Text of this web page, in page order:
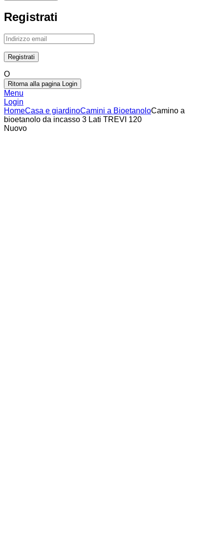
Registrati
O
Ritorna alla pagina Login
Menu
Login
HomeCasa e giardinoCamini a BioetanoloCamino a
bioetanolo da incasso 3 Lati TREVI 120
Nuovo